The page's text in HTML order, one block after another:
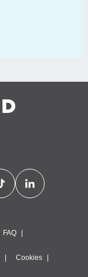
FAQ
Cookies